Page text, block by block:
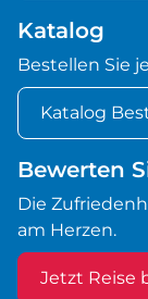
Katalog
Bestellen Sie
Katalog
Bewerten
Die
am Herzen.
Jetzt Reise